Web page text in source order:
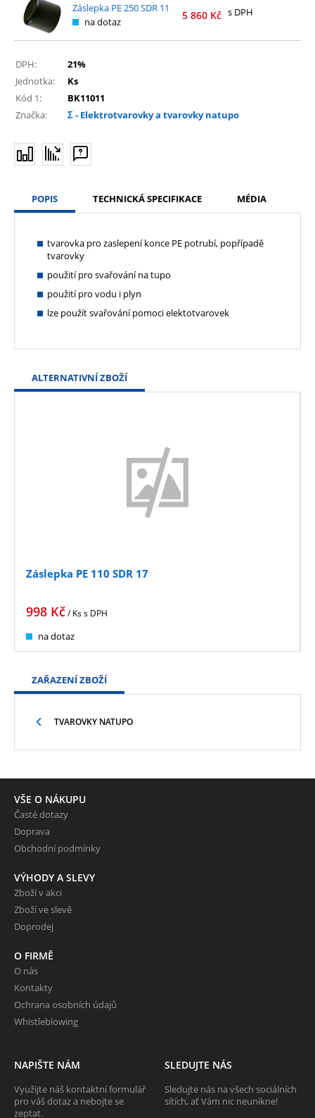
Záslepka PE 250 SDR 11
na dotaz
5 860 Kč s DPH
DPH:
21%
Jednotka:
Ks
Kód 1:
BK11011
Značka:
Σ - Elektrotvarovky a tvarovky natupo
POPIS TECHNICKÁ SPECIFIKACE MÉDIA
tvarovka pro zaslepení konce PE potrubí, popřípadě
tvarovky
použití pro svařování na tupo
použití pro vodu i plyn
lze použít svařování pomoci elektotvarovek
ALTERNATIVNÍ ZBOŽÍ
Záslepka PE 110 SDR 17
998 Kč/ Kss DPH
na dotaz
ZAŘAZENÍ ZBOŽÍ
TVAROVKY NATUPO
VŠE O NÁKUPU
Časté dotazy
Doprava
Obchodní podmínky
VÝHODY A SLEVY
Zboží v akci
Zboží ve slevě
Doprodej
O FIRMĚ
O nás
Kontakty
Ochrana osobních údajů
Whistleblowing
NAPIŠTE NÁM
Využijte náš kontaktní formulář
pro váš dotaz a nebojte se
zeptat.
SLEDUJTE NÁS
Sledujte nás na všech sociálních
sítích, ať Vám nic neunikne!